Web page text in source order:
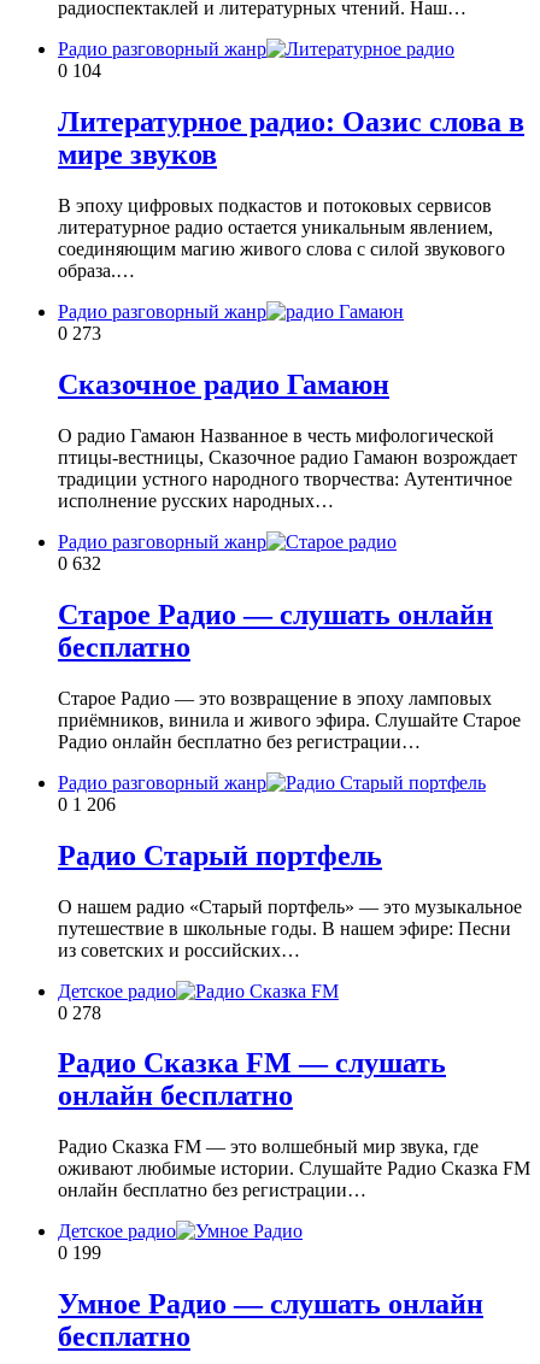
радиоспектаклей и литературных чтений. Наш…
Радио разговорный жанр
0 104
Литературное радио: Оазис слова в
мире звуков
В эпоху цифровых подкастов и потоковых сервисов
литературное радио остается уникальным явлением,
соединяющим магию живого слова с силой звукового
образа.…
Радио разговорный жанр
0 273
Сказочное радио Гамаюн
О радио Гамаюн Названное в честь мифологической
птицы-вестницы, Сказочное радио Гамаюн возрождает
традиции устного народного творчества: Аутентичное
исполнение русских народных…
Радио разговорный жанр
0 632
Старое Радио — слушать онлайн
бесплатно
Старое Радио — это возвращение в эпоху ламповых
приёмников, винила и живого эфира. Слушайте Старое
Радио онлайн бесплатно без регистрации…
Радио разговорный жанр
0 1 206
Радио Старый портфель
О нашем радио «Старый портфель» — это музыкальное
путешествие в школьные годы. В нашем эфире: Песни
из советских и российских…
Детское радио
0 278
Радио Сказка FM — слушать
онлайн бесплатно
Радио Сказка FM — это волшебный мир звука, где
оживают любимые истории. Слушайте Радио Сказка FM
онлайн бесплатно без регистрации…
Детское радио
0 199
Умное Радио — слушать онлайн
бесплатно